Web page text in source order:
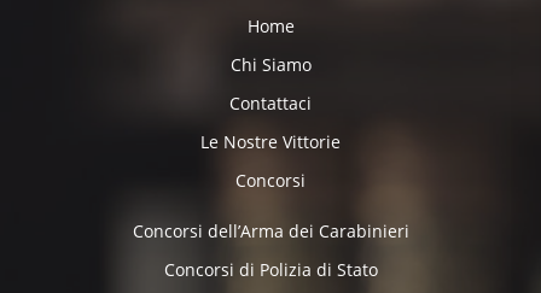
Home
Chi Siamo
Contattaci
Le Nostre Vittorie
Concorsi
Concorsi dell’Arma dei Carabinieri
Concorsi di Polizia di Stato